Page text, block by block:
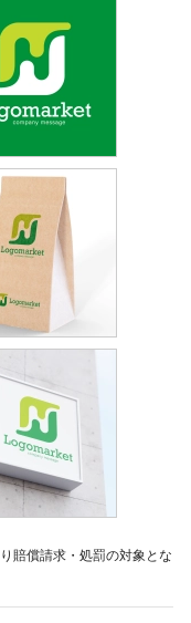
賠償請求・処罰の対象とな